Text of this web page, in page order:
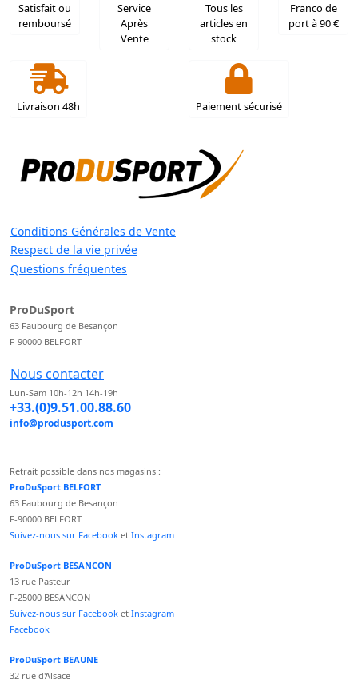
Satisfait ou
remboursé
Service
Après
Vente
Tous les
articles en
stock
Franco de
port à 90 €
Livraison 48h Paiement sécurisé
Conditions Générales de Vente
Respect de la vie privée
Questions fréquentes
ProDuSport
63 Faubourg de Besançon
F-90000 BELFORT
Nous contacter
Lun-Sam 10h-12h 14h-19h
+33.(0)9.51.00.88.60
info@produsport.com
Retrait possible dans nos magasins :
ProDuSport BELFORT
63 Faubourg de Besançon
F-90000 BELFORT
Suivez-nous sur Facebook et Instagram
ProDuSport BESANCON
13 rue Pasteur
F-25000 BESANCON
Suivez-nous sur Facebook et Instagram
Facebook
ProDuSport BEAUNE
32 rue d'Alsace